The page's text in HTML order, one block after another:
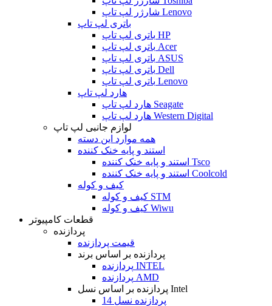
شارژر لپ تاپ Lenovo
باتری لپ تاپ
باتری لپ تاپ HP
باتری لپ تاپ Acer
باتری لپ تاپ ASUS
باتری لپ تاپ Dell
باتری لپ تاپ Lenovo
هارد لپ تاپ
هارد لپ تاپ Seagate
هارد لپ تاپ Western Digital
لوازم جانبی لپ تاپ
همه موارد این دسته
استند و پایه خنک کننده
استند و پایه خنک کننده Tsco
استند و پایه خنک کننده Coolcold
کیف و کوله
کیف و کوله STM
کیف و کوله Wiwu
قطعات کامپیوتر
پردازنده
قیمت پردازنده
پردازنده بر اساس برند
پردازنده INTEL
پردازنده AMD
پردازنده بر اساس نسل Intel
پردازنده نسل 14